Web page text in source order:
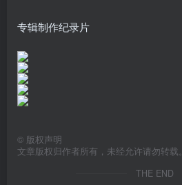
专辑制作纪录片
© 版权声明
文章版权归作者所有，未经允许请勿转载。
THE END